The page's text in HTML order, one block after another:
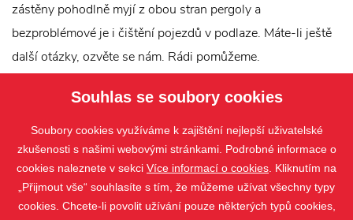
zástěny pohodlně myjí z obou stran pergoly a
bezproblémové je i čištění pojezdů v podlaze. Máte-li ještě
další otázky, ozvěte se nám. Rádi pomůžeme.
Souhlas se soubory cookies
Soubory cookies využíváme k zajištění nejlepší uživatelské
zkušenosti s našimi webovými stránkami. Podrobné informace o
cookies naleznete v sekci Více informací o cookies . Kliknutím na
„Přijmout vše“ souhlasíte s tím, že můžeme užívat všechny typy
cookies. Chcete-li povolit užívání pouze některých typů cookies,